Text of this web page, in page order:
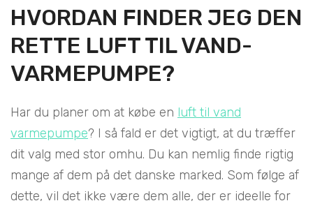
HVORDAN FINDER JEG DEN
RETTE LUFT TIL VAND-
VARMEPUMPE?
Har du planer om at købe en luft til vand
varmepumpe? I så fald er det vigtigt, at du træffer
dit valg med stor omhu. Du kan nemlig finde rigtig
mange af dem på det danske marked. Som følge af
dette, vil det ikke være dem alle, der er ideelle for